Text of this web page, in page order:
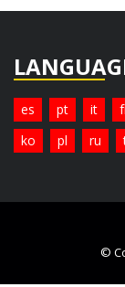
es pt it
ko
pl ru
©